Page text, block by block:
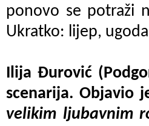
ponovo se potraži
Ukratko: lijep,
Ilija Đurović
scenarija. Objavio
velikim ljubavnim